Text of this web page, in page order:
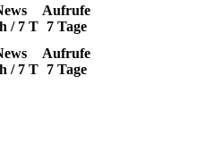
/ 7 T
Aufrufe
7 Tage
/ 7 T
Aufrufe
7 Tage